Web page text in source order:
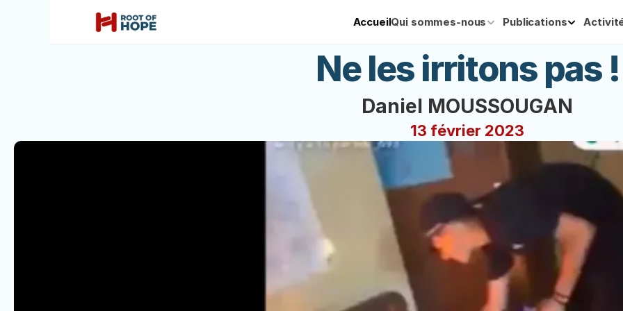
AccueilQui sommes-nous Publications
Ne les irritons pas !
Daniel MOUSSOUGAN
13 février 2023